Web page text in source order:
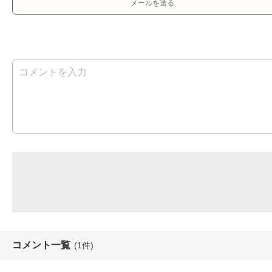
メールを送る
コメント一覧 (1件)